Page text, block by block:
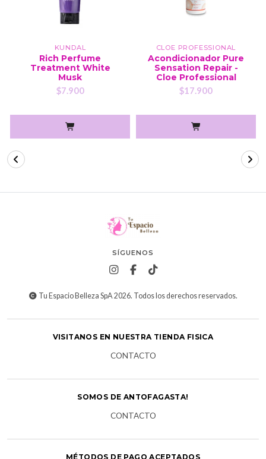
KUNDAL
Rich Perfume
Treatment White
Musk
$7.900
CLOE PROFESSIONAL
Acondicionador Pure
Sensation Repair -
Cloe Professional
$17.900
SÍGUENOS
Tu Espacio Belleza SpA 2026. Todos los derechos reservados.
VISITANOS EN NUESTRA TIENDA FISICA
CONTACTO
SOMOS DE ANTOFAGASTA!
CONTACTO
MÉTODOS DE PAGO ACEPTADOS